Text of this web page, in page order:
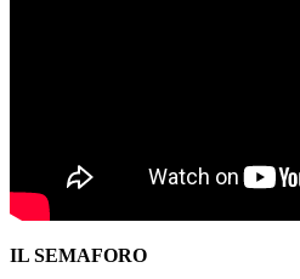
IL SEMAFORO